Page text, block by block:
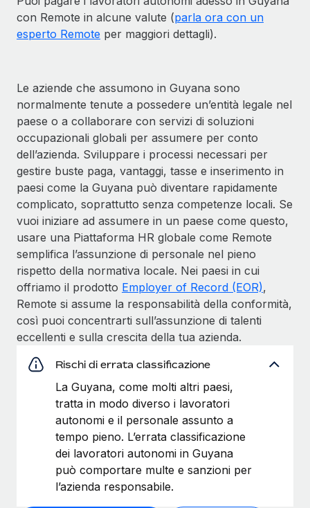
con Remote in alcune valute (parla ora con un
esperto Remote per maggiori dettagli).
Le aziende che assumono in Guyana sono
normalmente tenute a possedere un’entità legale nel
paese o a collaborare con servizi di soluzioni
occupazionali globali per assumere per conto
dell’azienda. Sviluppare i processi necessari per
gestire buste paga, vantaggi, tasse e inserimento in
paesi come la Guyana può diventare rapidamente
complicato, soprattutto senza competenze locali. Se
vuoi iniziare ad assumere in un paese come questo,
usare una Piattaforma HR globale come Remote
semplifica l’assunzione di personale nel pieno
rispetto della normativa locale. Nei paesi in cui
offriamo il prodotto Employer of Record (EOR),
Remote si assume la responsabilità della conformità,
così puoi concentrarti sull’assunzione di talenti
eccellenti e sulla crescita della tua azienda.
Rischi di errata classificazione
La Guyana, come molti altri paesi,
tratta in modo diverso i lavoratori
autonomi e il personale assunto a
tempo pieno. L’errata classificazione
dei lavoratori autonomi in Guyana
può comportare multe e sanzioni per
l’azienda responsabile.